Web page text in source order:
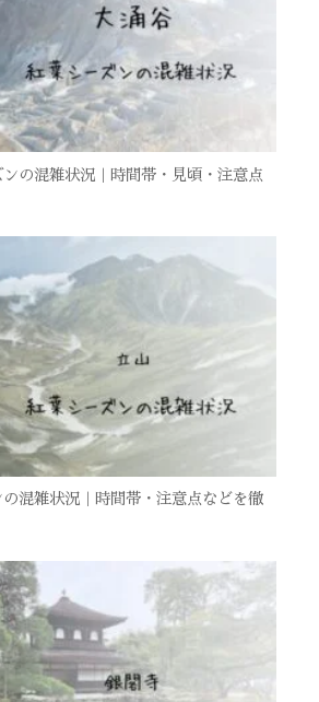
ンの混雑状況｜時間帯・見頃・注意点
の混雑状況｜時間帯・注意点などを徹